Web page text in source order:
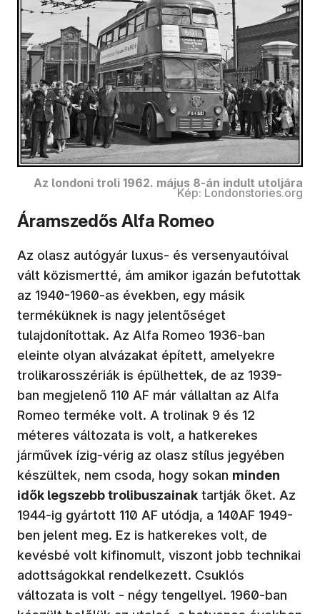
Az londoni troli 1962. május 8-án indult utoljára
Kép: Londonstories.org
Áramszedős Alfa Romeo
Az olasz autógyár luxus- és versenyautóival
vált közismertté, ám amikor igazán befutottak
az 1940-1960-as években, egy másik
terméküknek is nagy jelentőséget
tulajdonítottak. Az Alfa Romeo 1936-ban
eleinte olyan alvázakat épített, amelyekre
trolikarosszériák is épülhettek, de az 1939-
ban megjelenő 110 AF már vállaltan az Alfa
Romeo terméke volt. A trolinak 9 és 12
méteres változata is volt, a hatkerekes
járművek ízig-vérig az olasz stílus jegyében
készültek, nem csoda, hogy sokan minden
idők legszebb trolibuszainak tartják őket. Az
1944-ig gyártott 110 AF utódja, a 140AF 1949-
ben jelent meg. Ez is hatkerekes volt, de
kevésbé volt kifinomult, viszont jobb technikai
adottságokkal rendelkezett. Csuklós
változata is volt - négy tengellyel. 1960-ban